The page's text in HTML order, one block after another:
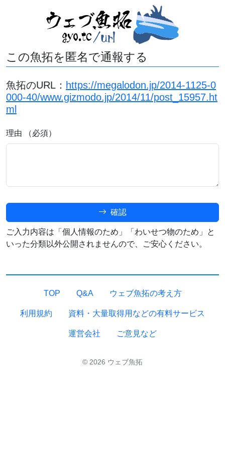
この魚拓を匿名で通報する
魚拓のURL： https://megalodon.jp/2014-1125-0
000-40/www.gizmodo.jp/2014/11/post_15957.ht
ml
理由 （必須）
確認
ご入力内容は「個人情報のため」「わいせつ物のため」と
いった分類以外公開されませんので、ご安心ください。
TOP Q&A ウェブ魚拓の考え方
利用規約 資料・大量取得用などの有料サービス
運営会社 ご意見など
© 2026 ウェブ魚拓